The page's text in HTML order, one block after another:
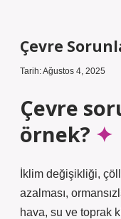
Çevre
Tarih: Ağustos 4, 2025
Çevre
örnek?
İklim değişikliği,
azalması,
hava, su ve toprak